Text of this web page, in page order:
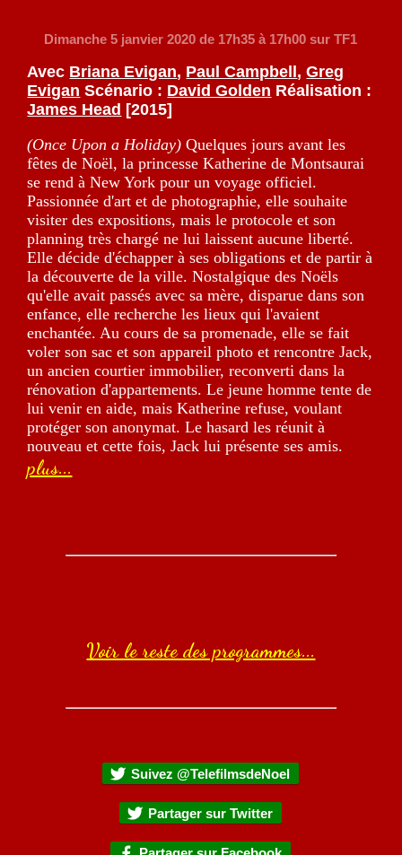
Dimanche 5 janvier 2020 de 17h35 à 17h00 sur TF1
Avec Briana Evigan, Paul Campbell ,Greg
Evigan Scénario : David Golden Réalisation :
James Head [2015]
(Once Upon a Holiday) Quelques jours avant les
fêtes de Noël, la princesse Katherine de Montsaurai
se rend à New York pour un voyage officiel.
Passionnée d'art et de photographie, elle souhaite
visiter des expositions, mais le protocole et son
planning très chargé ne lui laissent aucune liberté.
Elle décide d'échapper à ses obligations et de partir à
la découverte de la ville. Nostalgique des Noëls
qu'elle avait passés avec sa mère, disparue dans son
enfance, elle recherche les lieux qui l'avaient
enchantée. Au cours de sa promenade, elle se fait
voler son sac et son appareil photo et rencontre Jack,
un ancien courtier immobilier, reconverti dans la
rénovation d'appartements. Le jeune homme tente de
lui venir en aide, mais Katherine refuse, voulant
protéger son anonymat. Le hasard les réunit à
nouveau et cette fois, Jack lui présente ses amis.
plus...
Voir le reste des programmes...
Suivez @TelefilmsdeNoel
Partager sur Twitter